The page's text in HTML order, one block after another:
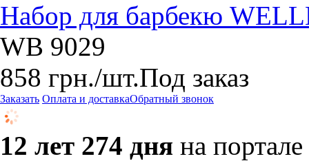
Набор для барбекю
WB 9029
858 грн./шт.Под заказ
Заказать Оплата и доставкаОбратный звонок
12 лет 274 дня на портале